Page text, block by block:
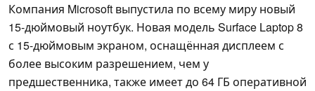
Компания Microsoft выпустила по всему миру новый
15-дюймовый ноутбук. Новая модель Surface Laptop 8
с 15-дюймовым экраном, оснащённая дисплеем с
более высоким разрешением, чем у
предшественника, также имеет до 64 ГБ оперативной